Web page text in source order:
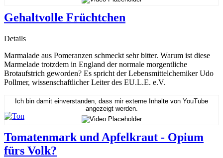
Gehaltvolle Früchtchen
Details
Marmalade aus Pomeranzen schmeckt sehr bitter. Warum ist diese
Marmelade trotzdem in England der normale morgentliche
Brotaufstrich geworden? Es spricht der Lebensmittelchemiker Udo
Pollmer, wissenschaftlicher Leiter des EU.L.E. e.V.
Ich bin damit einverstanden, dass mir externe Inhalte von YouTube
angezeigt werden.
Tomatenmark und Apfelkraut - Opium
fürs Volk?